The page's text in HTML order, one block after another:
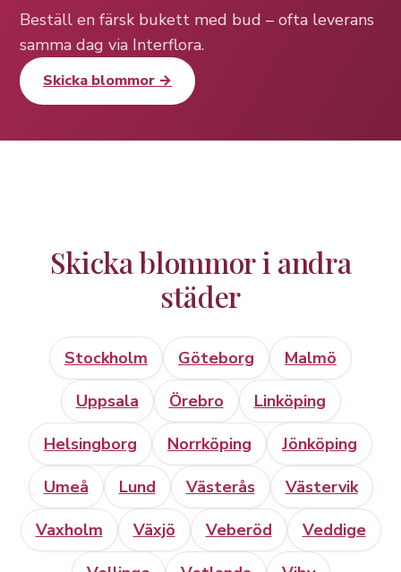
Beställ en färsk bukett med bud – ofta leverans
samma dag via Interflora.
Skicka blommor →
Skicka blommor i andra
städer
Stockholm Göteborg
Malmö
Uppsala
Örebro
Linköping
Helsingborg
Norrköping
Jönköping
Umeå
Lund Västerås
Västervik
Vaxholm
Växjö Veberöd
Veddige